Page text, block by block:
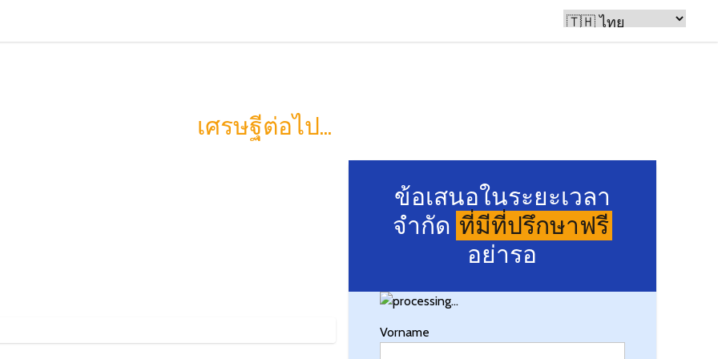
เศรษฐีต่อไป...
ข้อเสนอในระยะเวลา
จำกัด ที่มีที่ปรึกษาฟรี
อย่ารอ
Vorname